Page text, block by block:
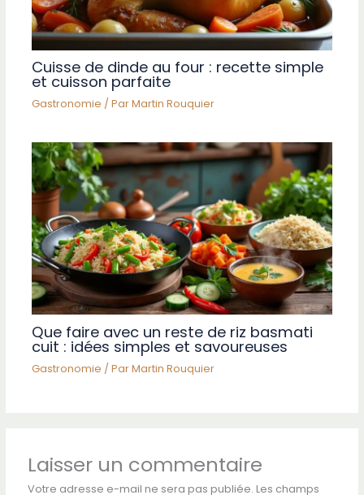
Cuisse de dinde au four : recette simple
et cuisson parfaite
Gastronomie / ParMartin Rouquier
Que faire avec un reste de riz basmati
cuit : idées simples et savoureuses
Gastronomie / ParMartin Rouquier
Laisser un commentaire
Votre adresse e-mail ne sera pas publiée. Les champs